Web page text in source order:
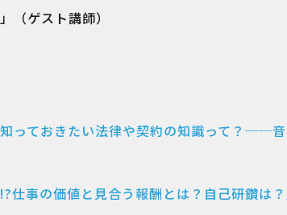
（ゲスト講師）
知っておきたい法律や契約の知識って？──
事の価値と見合う報酬とは？自己研鑽は？